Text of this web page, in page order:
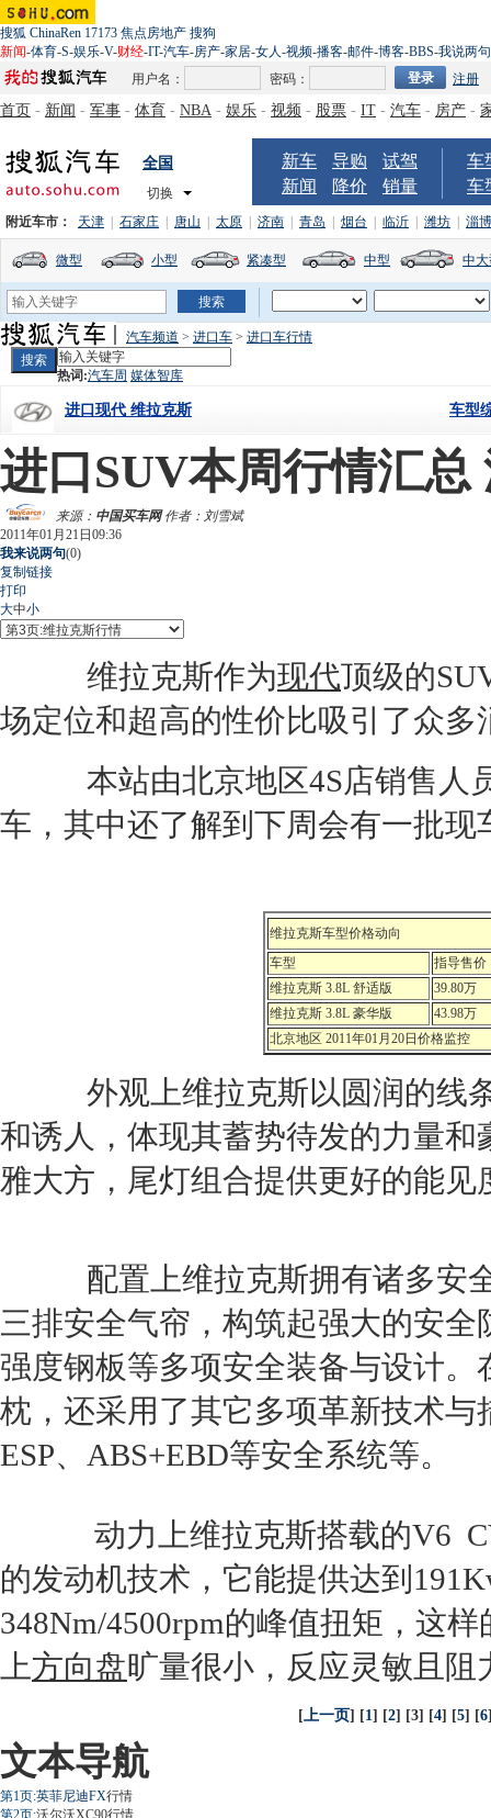
搜狐 ChinaRen 17173 焦点房地产 搜狗
新闻-体育-S-娱乐-V-财经-IT-汽车-房产-家居-女人-视频-播客-邮件-博客-BBS-我说两句
用户名：
密码： 注册
首页 - 新闻 - 军事 - 体育 - NBA - 娱乐 - 视频 - 股票 - IT - 汽车 - 房产 -
全国
切换
新车 导购
试驾
新闻
降价 销量
车
车
附近车市： 天津 石家庄 唐山 太原 济南 青岛 烟台 临沂 潍坊 淄博
微型 小型 紧凑型 中型 中
汽车频道 > 进口车 > 进口车行情
热词:汽车周 媒体智库
车型
进口现代 维拉克斯
进口SUV本周行情汇总
来源： 中国买车网作者：刘雪斌
2011年01月21日09:36
我来说两句(0)
复制链接
打印
大中小
维拉克斯作为现代顶级的
场定位和超高的性价比吸引了众多
本站由北京地区4S店销售人
车，其中还了解到下周会有一批
维拉克斯车型价格动向
车型
指导售价
维拉克斯 3.8L 舒适版
39.80万
维拉克斯 3.8L 豪华版
43.98万
北京地区 2011年01月20日价格监控
外观上维拉克斯以圆润的线
和诱人，体现其蓄势待发的力量和
雅大方，尾灯组合提供更好的能见
配置上维拉克斯拥有诸多安
三排安全气帘，构筑起强大的安
强度钢板等多项安全装备与设计
枕，还采用了其它多项革新技术
ESP、ABS+EBD等安全系统等。
动力上维拉克斯搭载的V6
的发动机技术，它能提供达到
348Nm/4500rpm的峰值扭矩，这
上方向盘旷量很小，反应灵敏且
[上一页] [1] [2] [3] [4] [5] [6
文本导航
第1页:英菲尼迪FX行情
第2页:沃尔沃XC90行情